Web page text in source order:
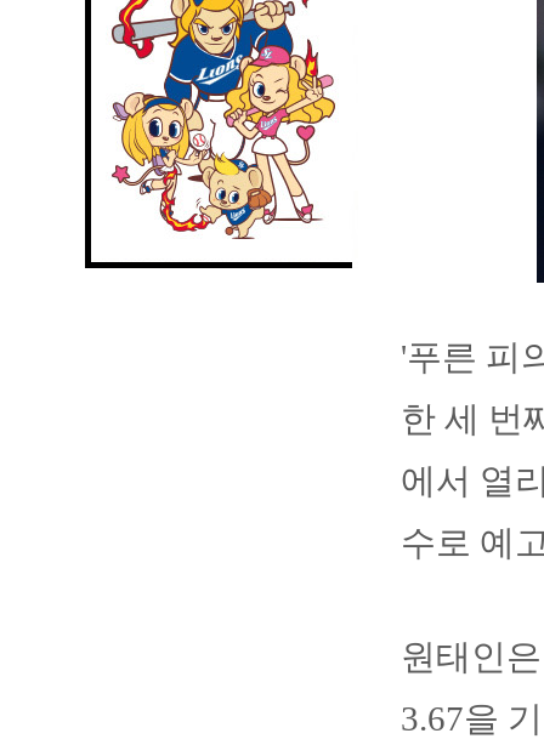
'푸른 피
한 세 번
에서 열
수로 예
원태인
3.67을